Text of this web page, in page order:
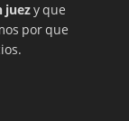
tras el
juezy que
por que